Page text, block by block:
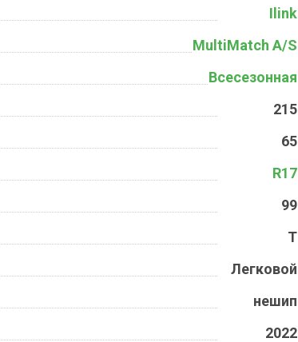
Ilink
MultiMatch A/S
Всесезонная
215
65
R17
99
T
Легковой
нешип
2022